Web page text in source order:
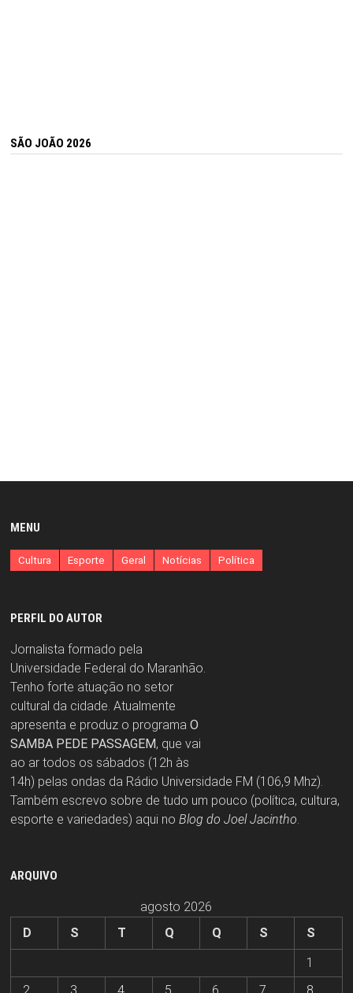
SÃO JOÃO 2026
MENU
Cultura Esporte Geral Notícias Política
PERFIL DO AUTOR
Jornalista formado pela
Universidade Federal do Maranhão.
Tenho forte atuação no setor
cultural da cidade. Atualmente
apresenta e produz o programa O
SAMBA PEDE PASSAGEM, que vai
ao ar todos os sábados (12h às
14h) pelas ondas da Rádio Universidade FM (106,9 Mhz).
Também escrevo sobre de tudo um pouco (política, cultura,
esporte e variedades) aqui no Blog do Joel Jacintho.
ARQUIVO
agosto 2026
D
S T Q Q S
S
1